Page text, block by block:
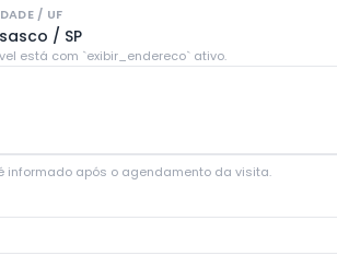
/ UF
/ SP
está com `exibir_endereco` ativo.
informado após o agendamento da visita.